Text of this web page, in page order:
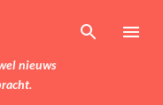
nieuws